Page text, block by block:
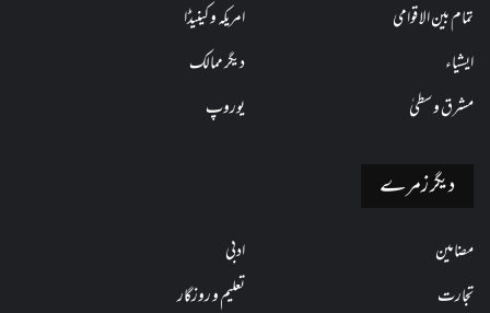
تمام بین الاقوامی
امریکہ و کینیڈا
ایشیاء
دیگر ممالک
مشرق وسطیٰ
یوروپ
دیگر زمرے
مضامین
ادبی
تجارت
تعلیم و روزگار